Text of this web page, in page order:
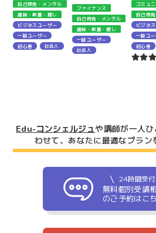
自己啓発・メンタル
趣味・教養・癒し
ビジネスユーザー
一般ユーザー
初心者
社会人
ファイナンス
自己啓発・メンタル
趣味・教養・癒し
一般ユーザー
社会人
コミュ
自己啓
ビジネ
一般ユ
初心者
Edu-コンシェルジュや講師が一人
わせて、 あなたに最適なプラン
24時間受付
無料個別受講
のご予約はこ